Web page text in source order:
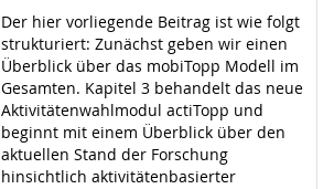
Der hier vorliegende Beitrag ist wie folgt
strukturiert: Zunächst geben wir einen
Überblick über das mobiTopp Modell im
Gesamten. Kapitel 3 behandelt das neue
Aktivitätenwahlmodul actiTopp und
beginnt mit einem Überblick über den
aktuellen Stand der Forschung
hinsichtlich aktivitätenbasierter